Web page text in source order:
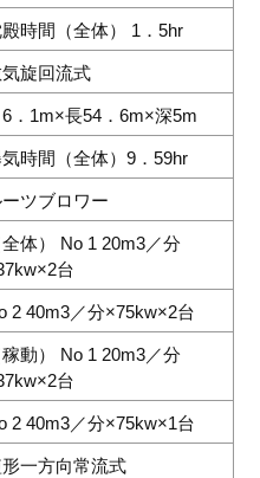
時間（全体） 1．5hr
旋回流式
6．1m×長54．6m×深5m
時間（全体）9．59hr
ーツブロワー
全体） No 1 20m3／分
台
2 40m3／分×75kw×2台
稼動） No 1 20m3／分
台
2 40m3／分×75kw×1台
一方向常流式